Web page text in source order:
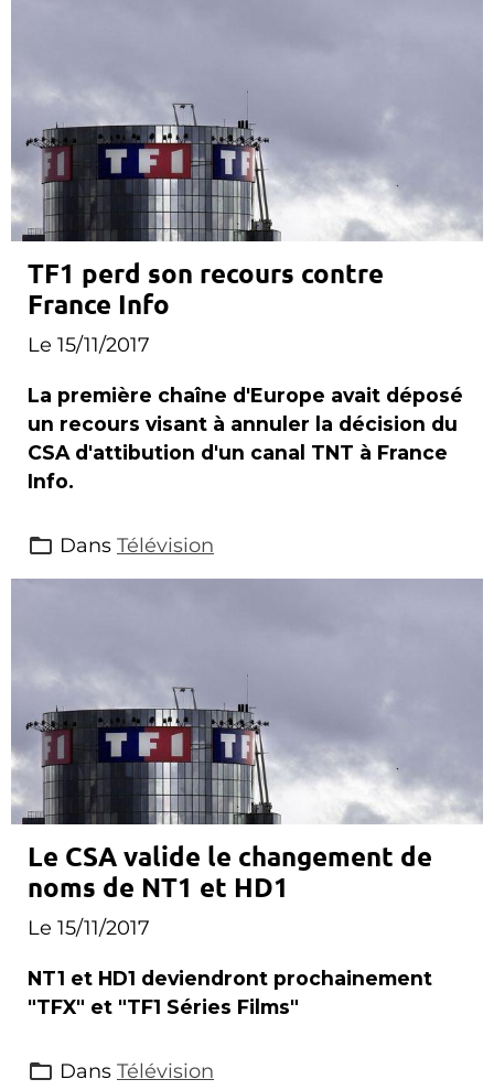
TF1 perd son recours contre
France Info
Le 15/11/2017
La première chaîne d'Europe avait déposé
un recours visant à annuler la décision du
CSA d'attibution d'un canal TNT à France
Info.
Dans Télévision
Le CSA valide le changement de
noms de NT1 et HD1
Le 15/11/2017
NT1 et HD1 deviendront prochainement
"TFX" et "TF1 Séries Films"
Dans Télévision